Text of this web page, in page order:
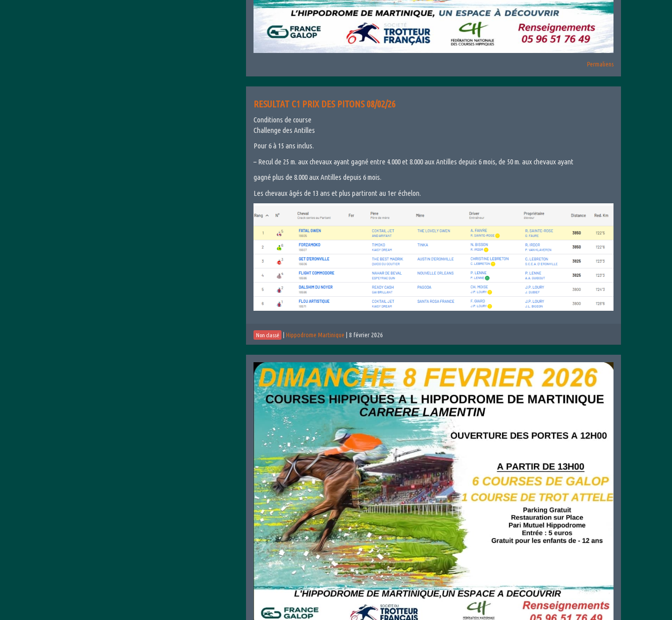
Permaliens
RESULTAT C1 PRIX DES PITONS 08/02/26
Conditions de course
Challenge des Antilles
Pour 6 à 15 ans inclus.
– Recul de 25 m. aux chevaux ayant gagné entre 4.000 et 8.000 aux Antilles depuis 6 mois, de 50 m. aux chevaux ayant
gagné plus de 8.000 aux Antilles depuis 6 mois.
Les chevaux âgés de 13 ans et plus partiront au 1er échelon.
Non classé | Hippodrome Martinique | 8 février 2026